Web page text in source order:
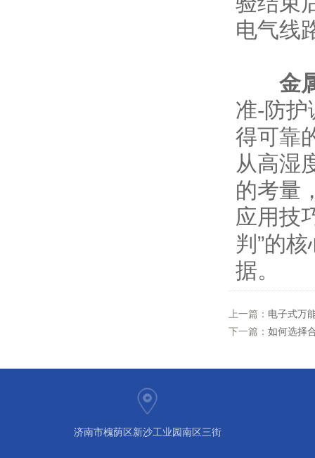
电气线
金
准-防护
得可靠
从高湿
的考量
应用技
判”的
据。
上一篇： 电子式万
下一篇： 如何选择
济南市槐荫区新沙工业园南区三街